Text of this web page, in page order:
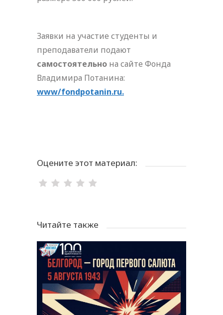
Заявки на участие студенты и
преподаватели подают
самостоятельно на сайте Фонда
Владимира Потанина:
www/fondpotanin.ru.
Оцените этот материал:
Читайте также